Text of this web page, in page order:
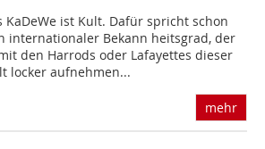
KaDeWe ist Kult. Dafür spricht schon
internationaler Bekann heitsgrad, der
den Harrods oder Lafayettes dieser
locker aufnehmen...
mehr